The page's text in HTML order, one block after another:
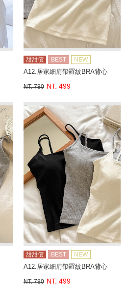
甜甜價 BEST NEW
A12.居家細肩帶羅紋BRA背心
NT. 780 NT. 499
甜甜價 BEST NEW
A12.居家細肩帶羅紋BRA背心
NT. 780 NT. 499